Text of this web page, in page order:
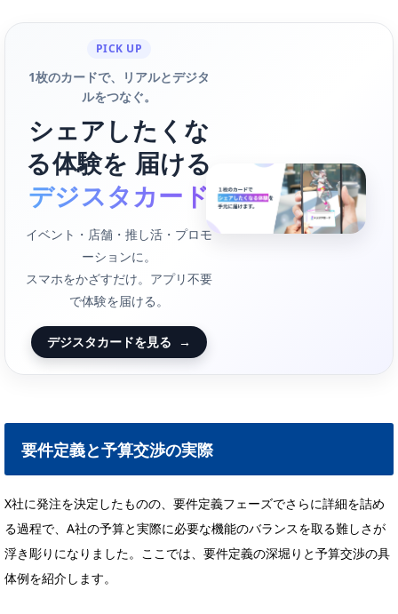
PICK UP
1枚のカードで、リアルとデジタ
ルをつなぐ。
シェアしたくな
る体験を 届ける
デジスタカード
イベント・店舗・推し活・プロモ
ーションに。
スマホをかざすだけ。アプリ不要
で体験を届ける。
デジスタカードを見る →
要件定義と予算交渉の実際
X社に発注を決定したものの、要件定義フェーズでさらに詳細を詰め
る過程で、A社の予算と実際に必要な機能のバランスを取る難しさが
浮き彫りになりました。ここでは、要件定義の深堀りと予算交渉の具
体例を紹介します。